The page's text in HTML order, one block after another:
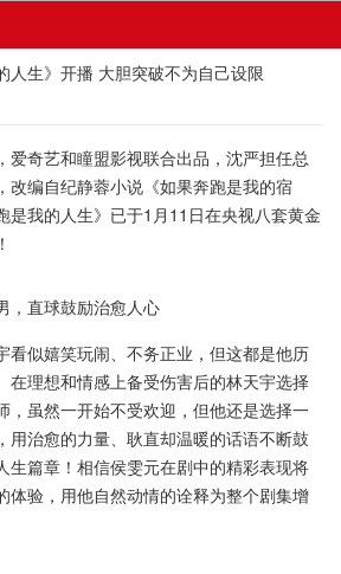
人生》开播 大胆突破不为自己设限
奇艺和瞳盟影视联合出品，沈严担任总
改编自纪静蓉小说《如果奔跑是我的宿
是我的人生》已于1月11日在央视八套黄金
直球鼓励治愈人心
似嬉笑玩闹、不务正业，但这都是他历
在理想和情感上备受伤害后的林天宇选择
，虽然一开始不受欢迎，但他还是选择一
用治愈的力量、耿直却温暖的话语不断鼓
生篇章！相信侯雯元在剧中的精彩表现将
体验，用他自然动情的诠释为整个剧集增